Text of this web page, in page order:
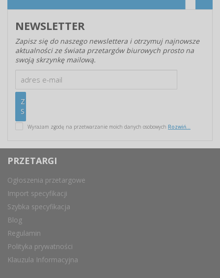
NEWSLETTER
Zapisz się do naszego newslettera i otrzymuj najnowsze
aktualności ze świata przetargów biurowych prosto na
swoją skrzynkę mailową.
Wyrażam zgodę na przetwarzanie moich danych osobowych Rozwiń...
PRZETARGI
Ogłoszenia przetargowe
Import specyfikacji
Szybka specyfikacja
Blog
Regulamin
Polityka prywatności
Klauzula Informacyjna